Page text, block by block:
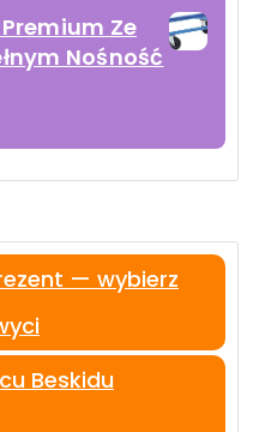
Ze
Nośność
— wybierz
Beskidu